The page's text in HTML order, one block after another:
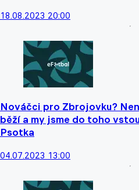
18.08.2023 20:00
Nováčci pro Zbrojovku?
běží a my jsme do toho
Psotka
04.07.2023 13:00